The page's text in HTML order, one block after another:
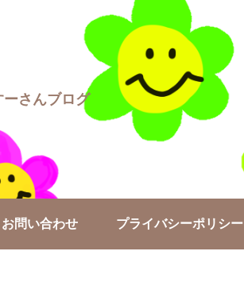
ーさんブログ
お問い合わせ プライバシーポリシー